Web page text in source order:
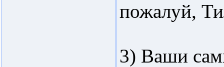
пожалуй,
3) Ваши